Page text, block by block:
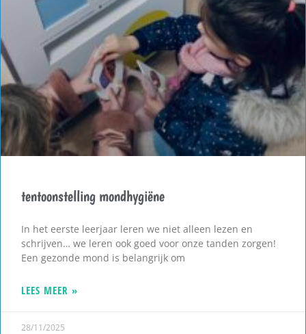
tentoonstelling mondhygiëne
In het eerste leerjaar leren we niet alleen lezen en
schrijven… we leren ook goed voor onze tanden zorgen!
Een gezonde mond is belangrijk om
LEES MEER »
28/11/2025